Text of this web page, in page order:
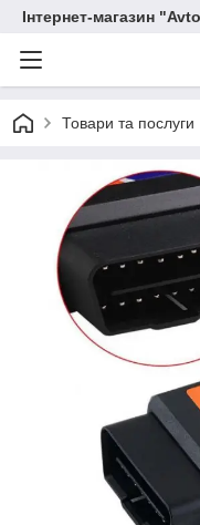
Інтернет-магазин
Товари та послуги